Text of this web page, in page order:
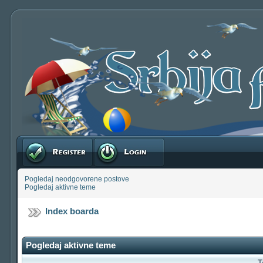
Registruj se Prijavite se
Pogledaj neodgovorene postove
Pogledaj aktivne teme
Index boarda
Pogledaj aktivne teme